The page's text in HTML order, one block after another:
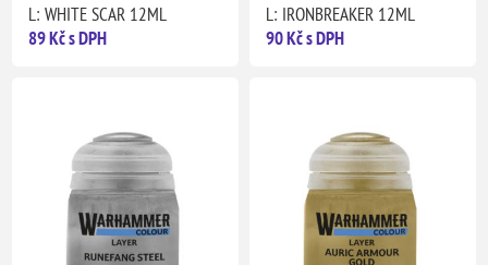
L: WHITE SCAR 12ML
89 Kč s DPH
L: IRONBREAKER 12ML
90 Kč s DPH